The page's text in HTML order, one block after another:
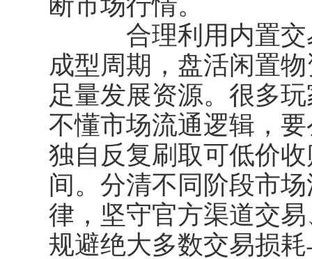
合理利用内置交易
成型周期，盘活闲置
足量发展资源。很多
不懂市场流通逻辑，
独自反复刷取可低价
间。分清不同阶段市
律，坚守官方渠道交
规避绝大多数交易损